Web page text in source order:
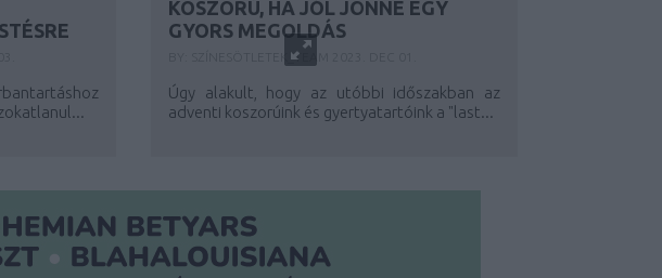
KOSZORÚ, HA JÓL JÖNNE EGY
GYORS MEGOLDÁS
SZÍNESÖTLETEK_TEAM
Úgy alakult, hogy az utóbbi időszakban az
adventi koszorúink és gyertyatartóink a "last...